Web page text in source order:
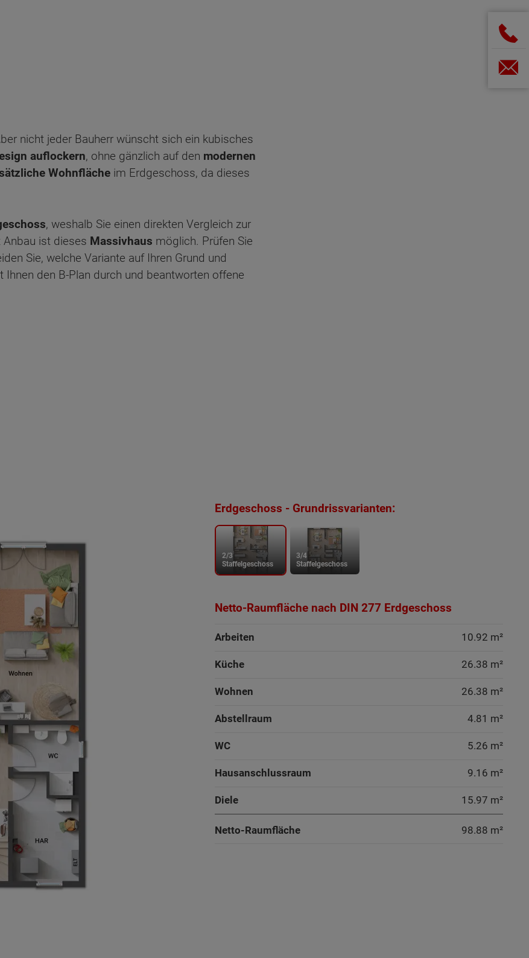
nicht jeder Bauherr wünscht sich ein kubisches
auflockern, ohne gänzlich auf den modernen
Wohnfläche im Erdgeschoss, da dieses
, weshalb Sie einen direkten Vergleich zur
ist dieses Massivhaus möglich. Prüfen Sie
Sie, welche Variante auf Ihren Grund und
den B-Plan durch und beantworten offene
Erdgeschoss - Grundrissvarianten:
2/3
Staffelgeschoss
3/4
Staffelgeschoss
Netto-Raumfläche nach DIN 277 Erdgeschoss
Arbeiten 10.92 m²
Küche 26.38 m²
Wohnen 26.38 m²
Abstellraum 4.81 m²
WC 5.26 m²
Hausanschlussraum 9.16 m²
Diele 15.97 m²
Netto-Raumfläche 98.88 m²